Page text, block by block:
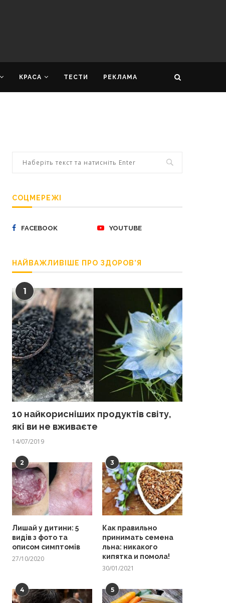
КРАСА ТЕСТИ РЕКЛАМА
СОЦМЕРЕЖІ
FACEBOOK YOUTUBE
НАЙВАЖЛИВІШЕ ПРО ЗДОРОВ’Я
1
10 найкорисніших продуктів світу,
які ви не вживаєте
14/07/2019
2
Лишай у дитини: 5
видів з фото та
описом симптомів
27/10/2020
3
Как правильно
принимать семена
льна: никакого
кипятка и помола!
30/01/2021
4 5